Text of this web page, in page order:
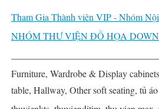
Tham Gia Thành viên VIP - Nhóm
NHÓM THƯ VIỆN ĐỒ HỌA
Furniture, Wardrobe & Display
table, Hallway, Other soft seating, tủ